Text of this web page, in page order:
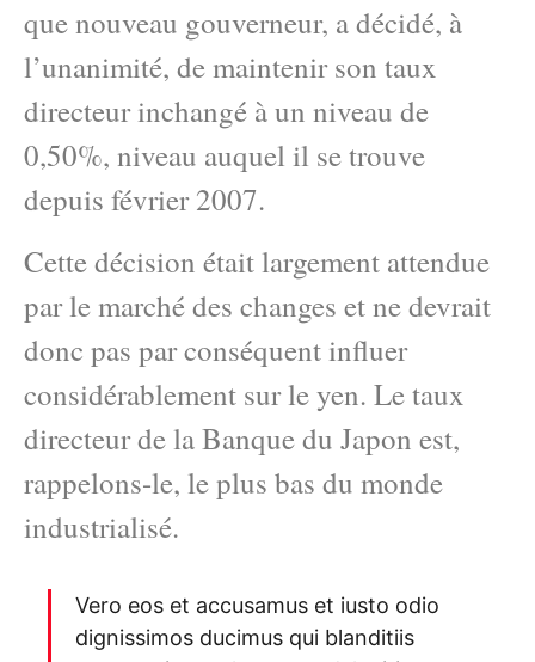
que nouveau gouverneur, a décidé, à
l’unanimité, de maintenir son taux
directeur inchangé à un niveau de
0,50%, niveau auquel il se trouve
depuis février 2007.
Cette décision était largement attendue
par le marché des changes et ne devrait
donc pas par conséquent influer
considérablement sur le yen. Le taux
directeur de la Banque du Japon est,
rappelons-le, le plus bas du monde
industrialisé.
Vero eos et accusamus et iusto odio
dignissimos ducimus qui blanditiis